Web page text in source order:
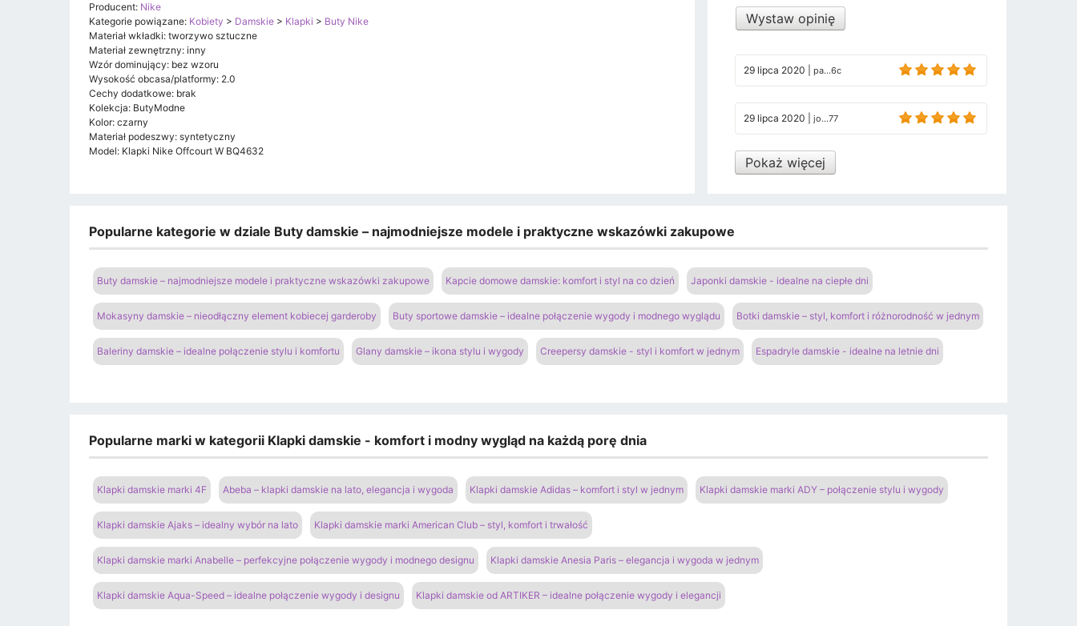
Producent: Nike
Kategorie powiązane: Kobiety > Damskie > Klapki > Buty Nike
Materiał wkładki: tworzywo sztuczne
Materiał zewnętrzny: inny
Wzór dominujący: bez wzoru
Wysokość obcasa/platformy: 2.0
Cechy dodatkowe: brak
Kolekcja: ButyModne
Kolor: czarny
Materiał podeszwy: syntetyczny
Model: Klapki Nike Offcourt W BQ4632
Wystaw opinię
29 lipca 2020 pa...6c
29 lipca 2020 jo...77
Pokaż więcej
Popularne kategorie w dziale Buty damskie – najmodniejsze modele i praktyczne wskazówki zakupowe
Buty damskie – najmodniejsze modele i praktyczne wskazówki zakupowe Kapcie domowe damskie: komfort i styl na co dzień Japonki damskie - idealne na ciepłe dni
Mokasyny damskie – nieodłączny element kobiecej garderoby Buty sportowe damskie – idealne połączenie wygody i modnego wyglądu Botki damskie – styl, komfort i różnorodność w jednym
Baleriny damskie – idealne połączenie stylu i komfortu Glany damskie – ikona stylu i wygody Creepersy damskie - styl i komfort w jednym Espadryle damskie - idealne na letnie dni
Popularne marki w kategorii Klapki damskie - komfort i modny wygląd na każdą porę dnia
Klapki damskie marki 4F Abeba – klapki damskie na lato, elegancja i wygoda Klapki damskie Adidas – komfort i styl w jednym Klapki damskie marki ADY – połączenie stylu i wygody
Klapki damskie Ajaks – idealny wybór na lato Klapki damskie marki American Club – styl, komfort i trwałość
Klapki damskie marki Anabelle – perfekcyjne połączenie wygody i modnego designu Klapki damskie Anesia Paris – elegancja i wygoda w jednym
Klapki damskie Aqua-Speed – idealne połączenie wygody i designu Klapki damskie od ARTIKER – idealne połączenie wygody i elegancji